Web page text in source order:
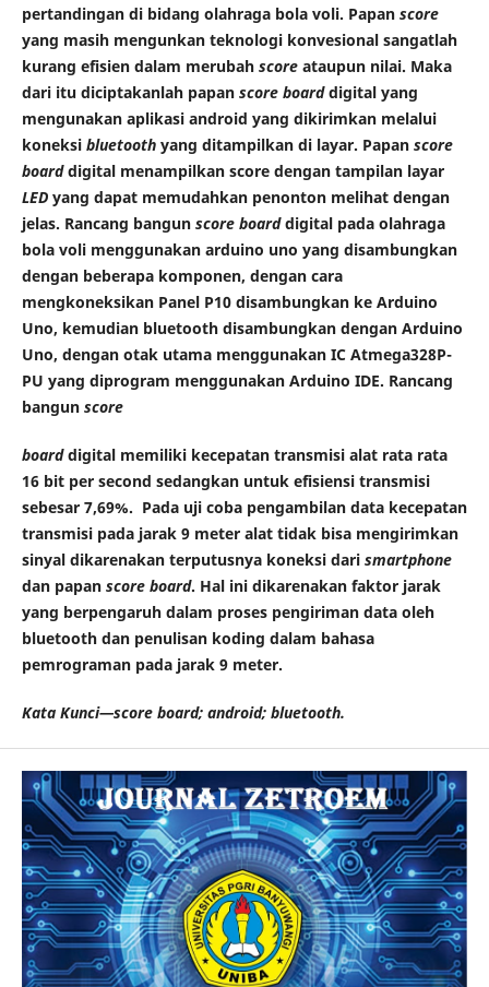
pertandingan di bidang olahraga bola voli. Papan score
yang masih mengunkan teknologi konvesional sangatlah
kurang efisien dalam merubah scoreataupun nilai. Maka
dari itu diciptakanlah papan score boarddigital yang
mengunakan aplikasi android yang dikirimkan melalui
koneksi bluetoothyang ditampilkan di layar. Papan score
boarddigital menampilkan score dengan tampilan layar
LEDyang dapat memudahkan penonton melihat dengan
jelas. Rancang bangun score boarddigital pada olahraga
bola voli menggunakan arduino uno yang disambungkan
dengan beberapa komponen, dengan cara
mengkoneksikan Panel P10 disambungkan ke Arduino
Uno, kemudian bluetooth disambungkan dengan Arduino
Uno, dengan otak utama menggunakan IC Atmega328P-
PU yang diprogram menggunakan Arduino IDE. Rancang
bangun score
boarddigital memiliki kecepatan transmisi alat rata rata
16 bit per second sedangkan untuk efisiensi transmisi
sebesar 7,69%. Pada uji coba pengambilan data kecepatan
transmisi pada jarak 9 meter alat tidak bisa mengirimkan
sinyal dikarenakan terputusnya koneksi dari smartphone
dan papan score board. Hal ini dikarenakan faktor jarak
yang berpengaruh dalam proses pengiriman data oleh
bluetooth dan penulisan koding dalam bahasa
pemrograman pada jarak 9 meter.
Kata Kunci—score board; android; bluetooth.